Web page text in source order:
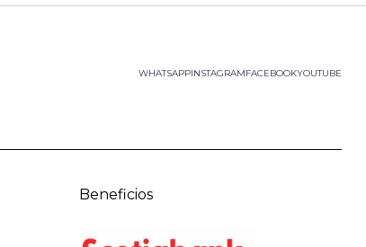
WHATSAPP FACEBOOKYOUTUBE
INSTAGRAM
Beneficios